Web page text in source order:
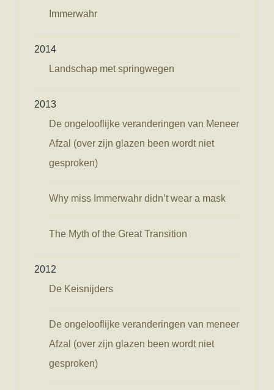
Immerwahr
2014
Landschap met springwegen
2013
De ongelooflijke veranderingen van Meneer
Afzal (over zijn glazen been wordt niet
gesproken)
Why miss Immerwahr didn’t wear a mask
The Myth of the Great Transition
2012
De Keisnijders
De ongelooflijke veranderingen van meneer
Afzal (over zijn glazen been wordt niet
gesproken)